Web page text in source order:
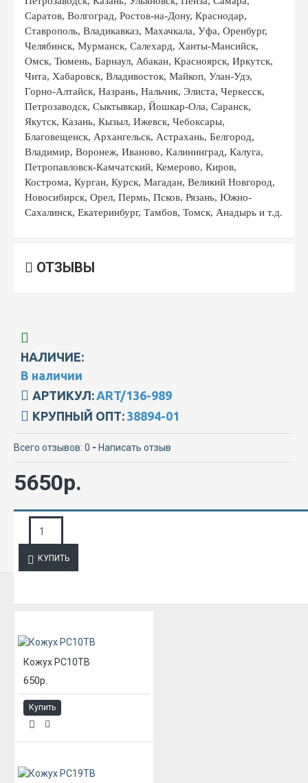
Саратов, Волгоград, Ростов-на-Дону, Краснодар,
Ставрополь, Владикавказ, Махачкала, Уфа, Оренбург,
Челябинск, Мурманск, Салехард, Ханты-Мансийск,
Омск, Тюмень, Барнаул, Абакан, Красноярск, Иркутск,
Чита, Хабаровск, Владивосток, Майкоп, Улан-Удэ,
Горно-Алтайск, Назрань, Нальчик, Элиста, Черкесск,
Петрозаводск, Сыктывкар, Йошкар-Ола, Саранск,
Якутск, Казань, Кызыл, Ижевск, Чебоксары,
Благовещенск, Архангельск, Астрахань, Белгород,
Владимир, Воронеж, Иваново, Калининград, Калуга,
Петропавловск-Камчатский, Кемерово, Киров,
Кострома, Курган, Курск, Магадан, Великий Новгород,
Новосибирск, Орел, Пермь, Псков, Рязань, Южно-
Сахалинск, Екатеринбург, Тамбов, Томск, Анадырь и т.д.
ОТЗЫВЫ
НАЛИЧИЕ:
В наличии
АРТИКУЛ: ART/136-989
КРУПНЫЙ ОПТ: 38894-01
Всего отзывов: 0 - Написать отзыв
5650р.
КУПИТЬ
Кожух РС10ТВ
650р.
Купить